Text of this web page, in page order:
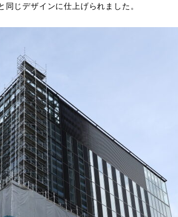
同じデザインに仕上げられました。